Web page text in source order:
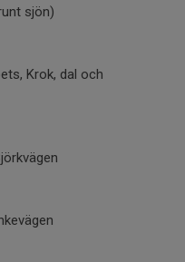
sjön)
Krok, dal och